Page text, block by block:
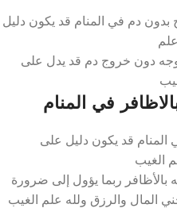
دم في المنام قد يكون دليل
دون خروج دم قد يدل على
في المنام
قد يكون دليل على
الغيب
بالأظافر ربما يؤول إلى ضرورة
المال والرزق ولله علم الغيب